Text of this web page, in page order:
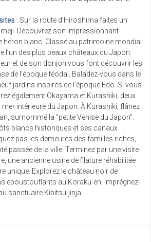
: Sur la route d’Hiroshima faites un
Découvrez son impressionnant
héron blanc. Classé au patrimoine mondial
l’un des plus beaux châteaux du Japon.
et de son donjon vous font découvrir les
de l’époque féodal. Baladez-vous dans le
jardins inspirés de l'époque Edo. Si vous
également Okayama et Kurashiki, deux
intérieure du Japon. À Kurashiki, flânez
surnommé la "petite Venise du Japon".
blancs historiques et ses canaux
pas les demeures des familles riches,
passée de la ville. Terminez par une visite
une ancienne usine de filature réhabilitée
unique. Explorez le château noir de
époustouflants au Koraku-en. Imprégnez-
sanctuaire Kibitsu-jinja.